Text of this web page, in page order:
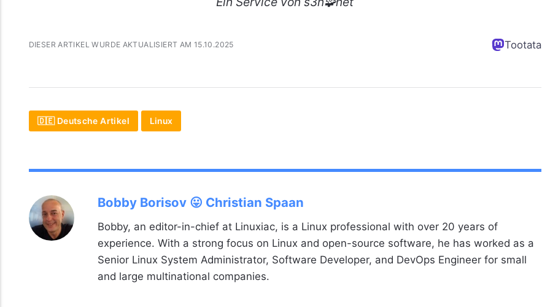
DIESER ARTIKEL WURDE AKTUALISIERT AM 15.10.2025 Tootata
🇩🇪 Deutsche Artikel Linux
Bobby Borisov 😛 Christian Spaan
Bobby, an editor-in-chief at Linuxiac, is a Linux professional with over 20 years of
experience. With a strong focus on Linux and open-source software, he has worked as a
Senior Linux System Administrator, Software Developer, and DevOps Engineer for small
and large multinational companies.